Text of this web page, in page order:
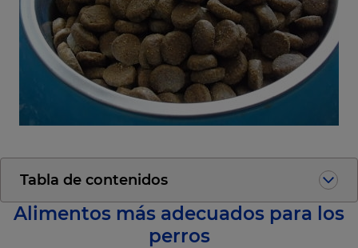
Tabla de contenidos
Alimentos más adecuados para los
perros